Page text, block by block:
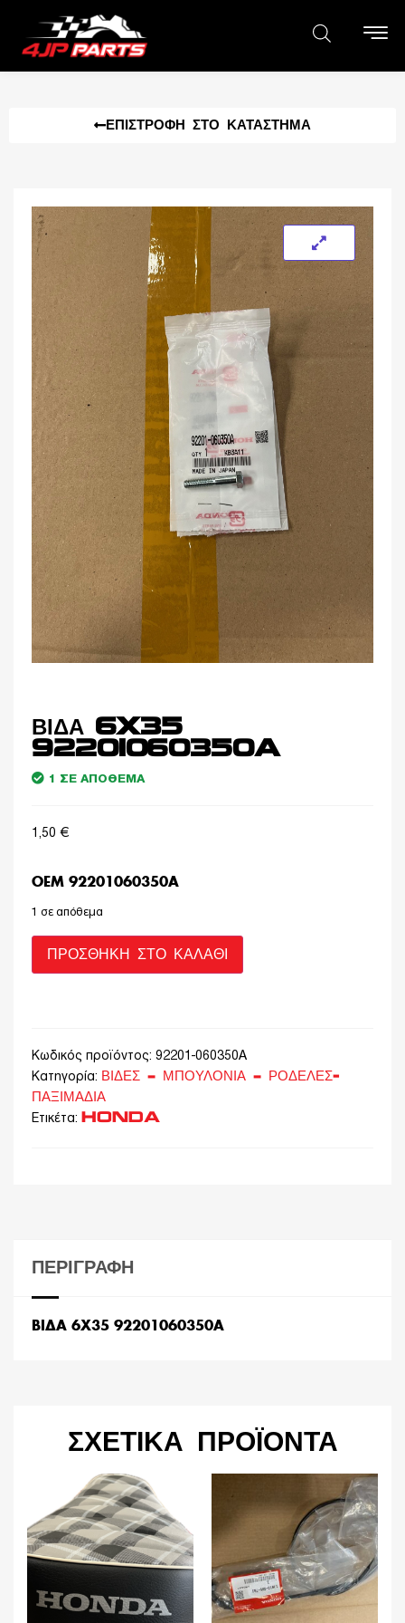
ΕΠΙΣΤΡΟΦΉ ΣΤΟ ΚΑΤΆΣΤΗΜΑ
ΒΙΔΑ 6X35
92201060350A
1 ΣΕ ΑΠΌΘΕΜΑ
1,50 €
OEM 92201060350A
1 σε απόθεμα
ΠΡΟΣΘΉΚΗ ΣΤΟ ΚΑΛΆΘΙ
Κωδικός προϊόντος: 92201-060350A
Κατηγορία: ΒΙΔΕΣ – ΜΠΟΥΛΟΝΙΑ – ΡΟΔΕΛΕΣ-
ΠΑΞΙΜΑΔΙΑ
Ετικέτα: HONDA
ΠΕΡΙΓΡΑΦΉ
ΒΙΔΑ 6X35 92201060350A
ΣΧΕΤΙΚΆ ΠΡΟΪΌΝΤΑ